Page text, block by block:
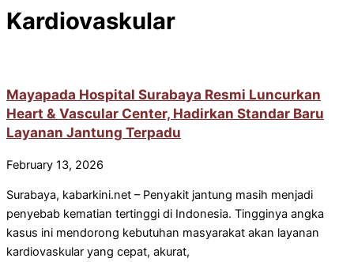
Kardiovaskular
Mayapada Hospital Surabaya Resmi Luncurkan
Heart & Vascular Center, Hadirkan Standar Baru
Layanan Jantung Terpadu
February 13, 2026
Surabaya, kabarkini.net – Penyakit jantung masih menjadi
penyebab kematian tertinggi di Indonesia. Tingginya angka
kasus ini mendorong kebutuhan masyarakat akan layanan
kardiovaskular yang cepat, akurat,